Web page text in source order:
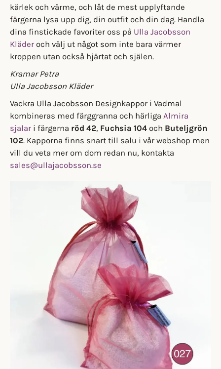
kärlek och värme, och låt de mest upplyftande
färgerna lysa upp dig, din outfit och din dag. Handla
dina finstickade favoriter oss på Ulla Jacobsson
Kläder och välj ut något som inte bara värmer
kroppen utan också hjärtat och själen.
Kramar Petra
Ulla Jacobsson Kläder
Vackra Ulla Jacobsson Designkappor i Vadmal
kombineras med färggranna och härliga Almira
sjalar i färgerna röd 42, Fuchsia 104 och Buteljgrön
102. Kapporna finns snart till salu i vår webshop men
vill du veta mer om dom redan nu, kontakta
sales@ullajacobsson.se